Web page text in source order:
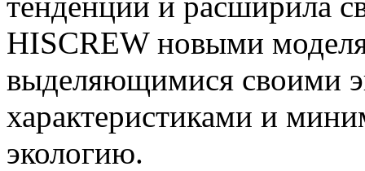
HISCREW новыми
выделяющимися своими
характеристиками и
экологию.